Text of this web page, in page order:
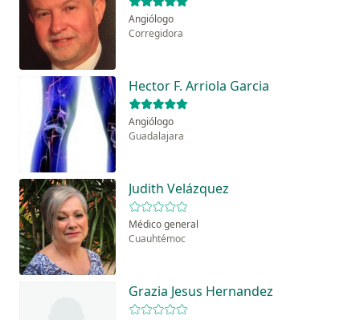
Angiólogo
Corregidora
Hector F. Arriola Garcia
Angiólogo
Guadalajara
Judith Velázquez
Médico general
Cuauhtémoc
Grazia Jesus Hernandez